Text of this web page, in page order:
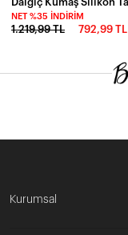
NET %35 İNDIRIM
1.219,99 TL 792,99 TL
Kurumsal